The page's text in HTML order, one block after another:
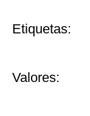
Etiquetas:
Valores: